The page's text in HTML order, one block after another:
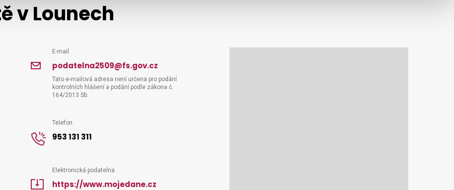
v Lounech
E-mail
podatelna2509@fs.gov.cz
Tato e-mailová adresa není určena pro podání
kontrolních hlášení a podání podle zákona č.
164/2013 Sb.
Telefon
953 131 311
Elektronická podatelna
https://www.mojedane.cz